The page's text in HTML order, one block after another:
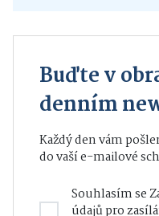
Buďte v
denním
Každý den vám
do vaší e-mailové
Souhlasím se
údajůpro